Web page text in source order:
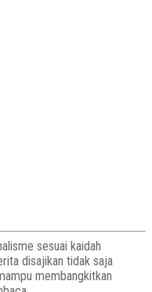
sesuai kaidah
disajikan tidak saja
membangkitkan